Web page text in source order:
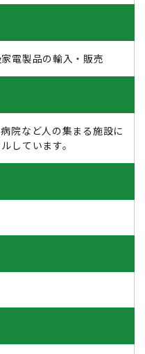
電製品の輸入・販売
院など人の集まる施設に
しています。